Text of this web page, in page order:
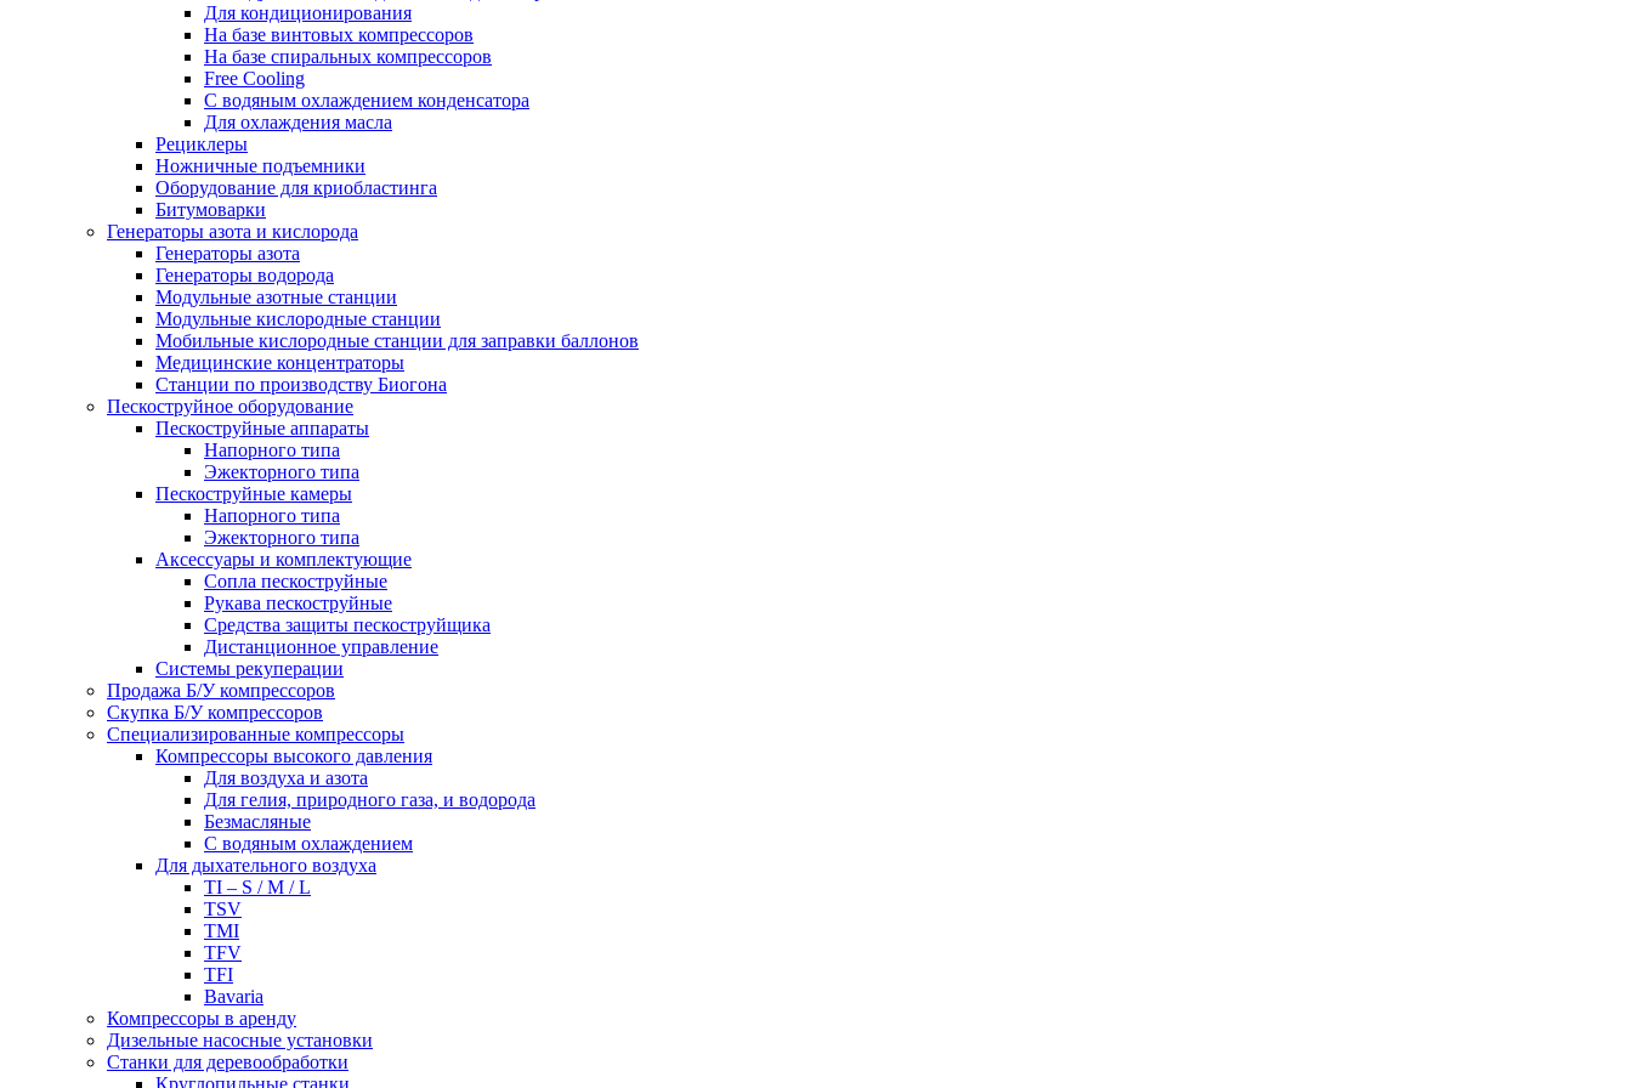
Для кондиционирования
На базе винтовых компрессоров
На базе спиральных компрессоров
Free Cooling
С водяным охлаждением конденсатора
Для охлаждения масла
Рециклеры
Ножничные подъемники
Оборудование для криобластинга
Битумоварки
Генераторы азота и кислорода
Генераторы азота
Генераторы водорода
Модульные азотные станции
Модульные кислородные станции
Мобильные кислородные станции для заправки баллонов
Медицинские концентраторы
Станции по производству Биогона
Пескоструйное оборудование
Пескоструйные аппараты
Напорного типа
Эжекторного типа
Пескоструйные камеры
Напорного типа
Эжекторного типа
Аксессуары и комплектующие
Сопла пескоструйные
Рукава пескоструйные
Средства защиты пескоструйщика
Дистанционное управление
Системы рекуперации
Продажа Б/У компрессоров
Скупка Б/У компрессоров
Специализированные компрессоры
Компрессоры высокого давления
Для воздуха и азота
Для гелия, природного газа, и водорода
Безмасляные
С водяным охлаждением
Для дыхательного воздуха
TI – S / M / L
TSV
TMI
TFV
TFI
Bavaria
Компрессоры в аренду
Дизельные насосные установки
Станки для деревообработки
Круглопильные станки